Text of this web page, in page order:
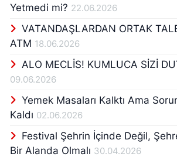
Yetmedi mi? 22.06.2026
VATANDAŞLARDAN ORTAK
ATM 18.06.2026
ALO MECLİS! KUMLUCA SİZİ
09.06.2026
Yemek Masaları Kalktı Ama
Kaldı 02.06.2026
Festival Şehrin İçinde Değil,
Bir Alanda Olmalı 30.04.2026